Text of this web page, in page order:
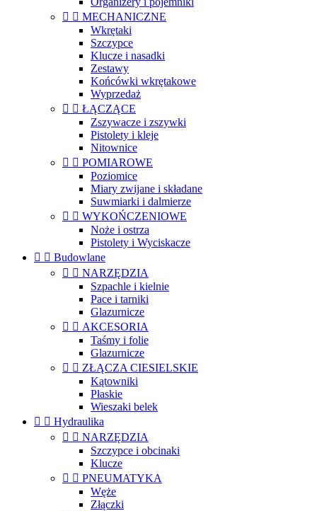
  MECHANICZNE
Wkrętaki
Szczypce
Klucze i nasadki
Zestawy
Końcówki wkrętakowe
Wyprzedaż
  ŁĄCZĄCE
Zszywacze i zszywki
Pistolety i kleje
Nitownice
  POMIAROWE
Poziomice
Miary zwijane i składane
Suwmiarki i dalmierze
  WYKOŃCZENIOWE
Noże i ostrza
Pistolety i Wyciskacze
  Budowlane
  NARZĘDZIA
Szpachle i kielnie
Pace i tarniki
Glazurnicze
  AKCESORIA
Taśmy i folie
Glazurnicze
  ZŁĄCZA CIESIELSKIE
Kątowniki
Płaskie
Wieszaki belek
  Hydraulika
  NARZĘDZIA
Szczypce i obcinaki
Klucze
  PNEUMATYKA
Węże
Złączki